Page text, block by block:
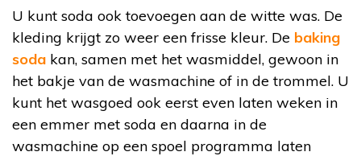
U kunt soda ook toevoegen aan de witte was. De
kleding krijgt zo weer een frisse kleur. De baking
soda kan, samen met het wasmiddel, gewoon in
het bakje van de wasmachine of in de trommel. U
kunt het wasgoed ook eerst even laten weken in
een emmer met soda en daarna in de
wasmachine op een spoel programma laten